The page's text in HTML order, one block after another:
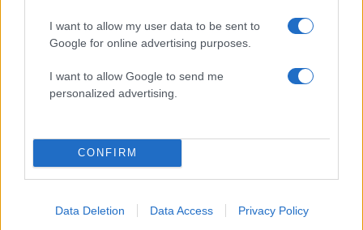
I want to allow my user data to be sent to
Google for online advertising purposes.
I want to allow Google to send me
personalized advertising.
CONFIRM
Data Deletion Data Access Privacy Policy